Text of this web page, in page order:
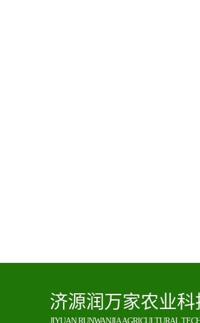
济源润万家农业科
JIYUAN RUNWANJIA AGRICULTURAL